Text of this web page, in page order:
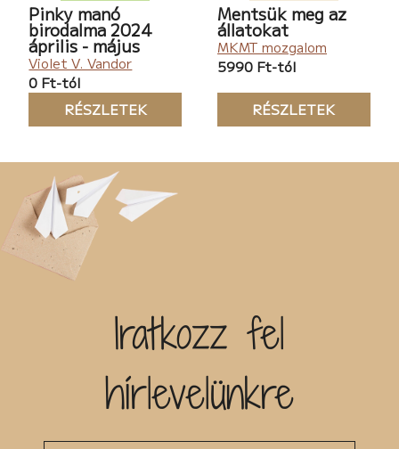
Pinky manó
birodalma 2024
április - május
Violet V. Vandor
0 Ft-tól
RÉSZLETEK
Mentsük meg az
állatokat
MKMT mozgalom
5990 Ft-tól
RÉSZLETEK
Iratkozz fel
hírlevelünkre